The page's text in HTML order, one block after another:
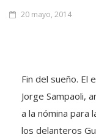
20 mayo, 2014
Fin del sueño. El
Jorge Sampaoli,
a la nómina para
los delanteros